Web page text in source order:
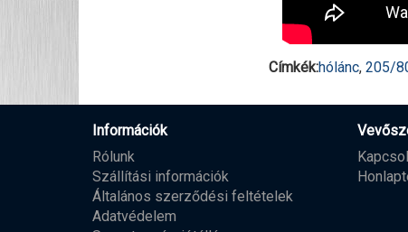
Címkék:hólánc, 205/
Információk
Rólunk
Szállítási információk
Általános szerződési feltételek
Adatvédelem